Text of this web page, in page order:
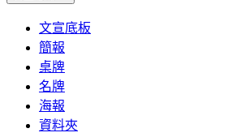
文宣底板
簡報
桌牌
名牌
海報
資料夾